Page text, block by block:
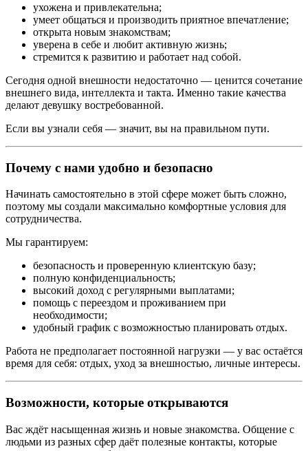
ухожена и привлекательна;
умеет общаться и производить приятное впечатление;
открыта новым знакомствам;
уверена в себе и любит активную жизнь;
стремится к развитию и работает над собой.
Сегодня одной внешности недостаточно — ценится сочетание
внешнего вида, интеллекта и такта. Именно такие качества
делают девушку востребованной.
Если вы узнали себя — значит, вы на правильном пути.
Почему с нами удобно и безопасно
Начинать самостоятельно в этой сфере может быть сложно,
поэтому мы создали максимально комфортные условия для
сотрудничества.
Мы гарантируем:
безопасность и проверенную клиентскую базу;
полную конфиденциальность;
высокий доход с регулярными выплатами;
помощь с переездом и проживанием при
необходимости;
удобный график с возможностью планировать отдых.
Работа не предполагает постоянной нагрузки — у вас остаётся
время для себя: отдых, уход за внешностью, личные интересы.
Возможности, которые открываются
Вас ждёт насыщенная жизнь и новые знакомства. Общение с
людьми из разных сфер даёт полезные контакты, которые